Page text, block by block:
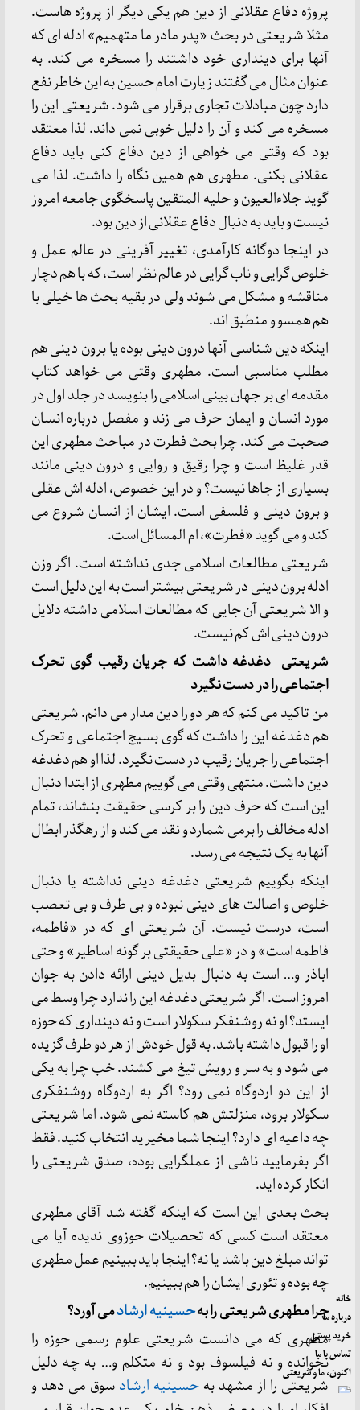
پروژه دفاع عقلانی از دین هم یکی دیگر از پروژه هاست.
مثلا شریعتی در بحث «پدر مادر ما متهمیم» ادله ای که
آنها برای دینداری خود داشتند را مسخره می کند. به
عنوان مثال می گفتند زیارت امام حسین به این خاطر نفع
دارد چون مبادلات تجاری برقرار می شود. شریعتی این را
مسخره می کند و آن را دلیل خوبی نمی داند. لذا معتقد
بود که وقتی می خواهی از دین دفاع کنی باید دفاع
عقلانی بکنی. مطهری هم همین نگاه را داشت. لذا می
گوید جلاءالعیون و حلیه المتقین پاسخگوی جامعه امروز
نیست و باید به دنبال دفاع عقلانی از دین بود.
در اینجا دوگانه کارآمدی، تغییر آفرینی در عالم عمل و
خلوص گرایی و ناب گرایی در عالم نظر است، که با هم دچار
مناقشه و مشکل می شوند ولی در بقیه بحث ها خیلی با
هم همسو و منطبق اند.
اینکه دین شناسی آنها درون دینی بوده یا برون دینی هم
مطلب مناسبی است. مطهری وقتی می خواهد کتاب
مقدمه ای بر جهان بینی اسلامی را بنویسد در جلد اول در
مورد انسان و ایمان حرف می زند و مفصل درباره انسان
صحبت می کند. چرا بحث فطرت در مباحث مطهری این
قدر غلیظ است و چرا رقیق و روایی و درون دینی مانند
بسیاری از جاها نیست؟ و در این خصوص، ادله اش عقلی
و برون دینی و فلسفی است. ایشان از انسان شروع می
کند و می گوید «فطرت»، ام المسائل است.
شریعتی مطالعات اسلامی جدی نداشته است. اگر وزن
ادله برون دینی در شریعتی بیشتر است به این دلیل است
و الا شریعتی آن جایی که مطالعات اسلامی داشته دلایل
درون دینی اش کم نیست.
شریعتی دغدغه داشت که جریان رقیب گوی تحرک
اجتماعی را در دست نگیرد
من تاکید می کنم که هر دو را دین مدار می دانم. شریعتی
هم دغدغه این را داشت که گوی بسیج اجتماعی و تحرک
اجتماعی را جریان رقیب در دست نگیرد. لذا او هم دغدغه
دین داشت. منتهی وقتی می گوییم مطهری از ابتدا دنبال
این است که حرف دین را بر کرسی حقیقت بنشاند، تمام
ادله مخالف را برمی شمارد و نقد می کند و از رهگذر ابطال
آنها به یک نتیجه می رسد.
اینکه بگوییم شریعتی دغدغه دینی نداشته یا دنبال
خلوص و اصالت های دینی نبوده و بی طرف و بی تعصب
است، درست نیست. آن شریعتی ای که در «فاطمه،
فاطمه است» و در «علی حقیقتی بر گونه اساطیر» و حتی
اباذر و… است به دنبال بدیل دینی ارائه دادن به جوان
امروز است. اگر شریعتی دغدغه این را ندارد چرا وسط می
ایستد؟ او نه روشنفکر سکولار است و نه دینداری که حوزه
او را قبول داشته باشد. به قول خودش از هر دو طرف گزیده
می شود و به سر و رویش تیغ می کشند. خب چرا به یکی
از این دو اردوگاه نمی رود؟ اگر به اردوگاه روشنفکری
سکولار برود، منزلتش هم کاسته نمی شود. اما شریعتی
چه داعیه ای دارد؟ اینجا شما مخیرید انتخاب کنید. فقط
اگر بفرمایید ناشی از عملگرایی بوده، صدق شریعتی را
انکار کرده اید.
بحث بعدی این است که اینکه گفته شد آقای مطهری
معتقد است کسی که تحصیلات حوزوی ندیده آیا می
تواند مبلغ دین باشد یا نه؟ اینجا باید ببینیم عمل مطهری
چه بوده و تئوری ایشان را هم ببینیم.
چرا مطهری شریعتی را بهحسینیه ارشادمی آورد؟
مطهری که می دانست شریعتی علوم رسمی حوزه را
نخوانده و نه فیلسوف بود و نه متکلم و… به چه دلیل
شریعتی را از مشهد به حسینیه ارشاد سوق می دهد و
خانه
درباره ما
خرید پستی
تماس با ما
اکنون، ما و شریعتی